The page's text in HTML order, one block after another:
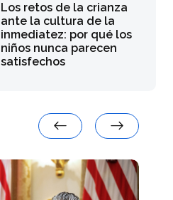
Los retos de la crianza
ante la cultura de la
inmediatez: por qué los
niños nunca parecen
satisfechos